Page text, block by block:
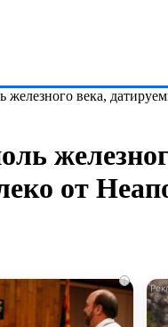
железного века,
от
i